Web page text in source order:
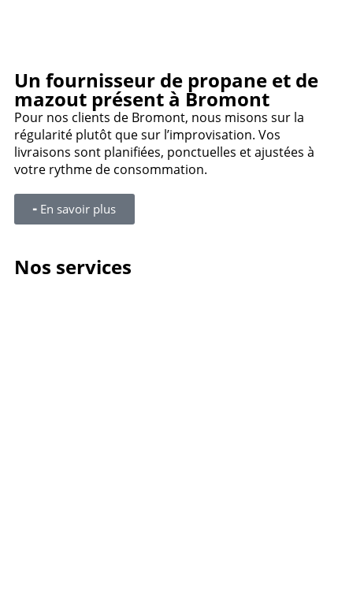
Un fournisseur de propane et de
mazout présent à Bromont
Pour nos clients de Bromont, nous misons sur la
régularité plutôt que sur l’improvisation. Vos
livraisons sont planifiées, ponctuelles et ajustées à
votre rythme de consommation.
╸En savoir plus
Nos services